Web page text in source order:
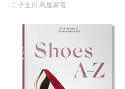
二子玉川 蔦屋家電